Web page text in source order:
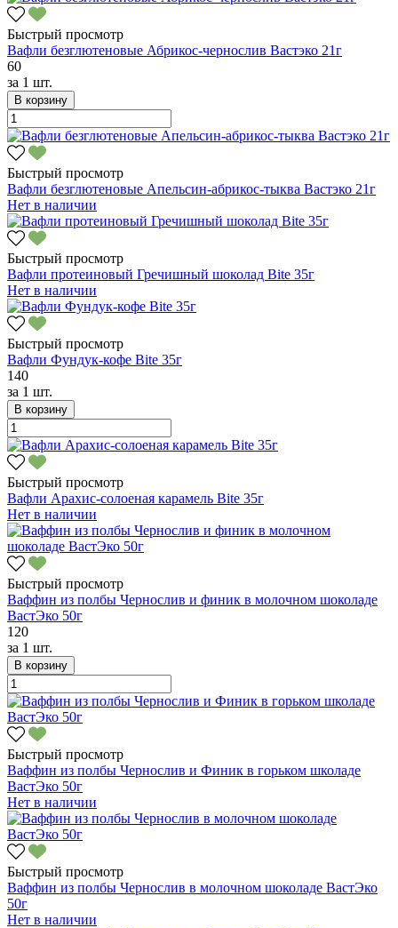
Быстрый просмотр
Вафли безглютеновые Абрикос-чернослив Вастэко 21г
60
за 1 шт.
В корзину
Быстрый просмотр
Вафли безглютеновые Апельсин-абрикос-тыква Вастэко 21г
Нет в наличии
Быстрый просмотр
Вафли протеиновый Гречишный шоколад Bite 35г
Нет в наличии
Быстрый просмотр
Вафли Фундук-кофе Bite 35г
140
за 1 шт.
В корзину
Быстрый просмотр
Вафли Арахис-солоеная карамель Bite 35г
Нет в наличии
Быстрый просмотр
Ваффин из полбы Чернослив и финик в молочном шоколаде
ВастЭко 50г
120
за 1 шт.
В корзину
Быстрый просмотр
Ваффин из полбы Чернослив и Финик в горьком школаде
ВастЭко 50г
Нет в наличии
Быстрый просмотр
Ваффин из полбы Чернослив в молочном шоколаде ВастЭко
50г
Нет в наличии